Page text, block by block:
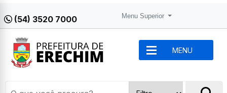
(54) 3520 7000 Menu Superior
MENU